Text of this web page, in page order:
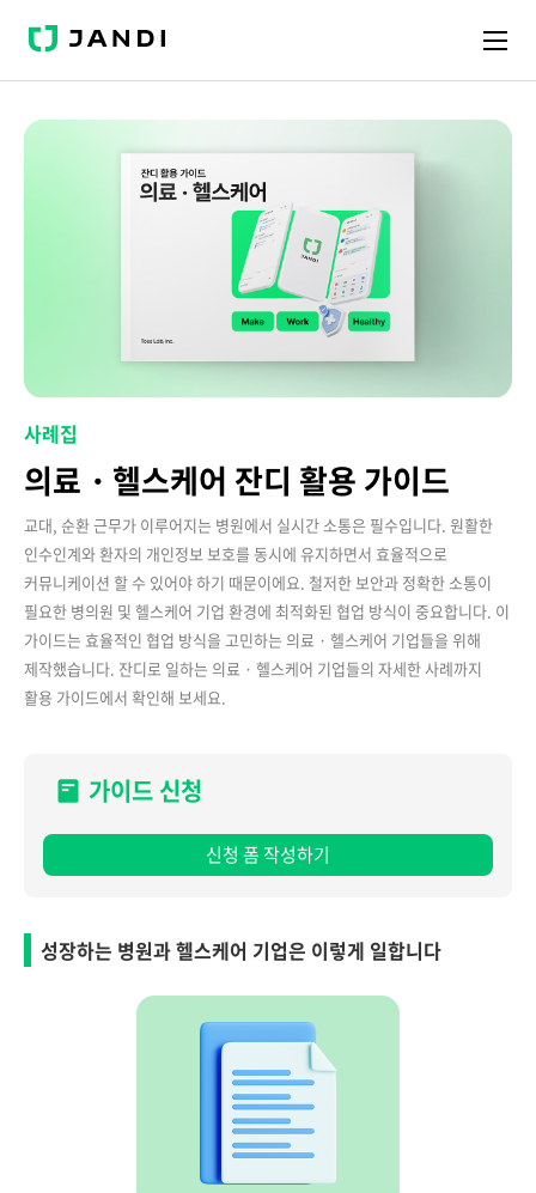
J
N
I
사례집
의료・헬스케어 잔디 활용 가이드
교대, 순환 근무가 이루어지는 병원에서 실시간 소통은 필수입니다. 원활한
인수인계와 환자의 개인정보 보호를 동시에 유지하면서 효율적으로
커뮤니케이션 할 수 있어야 하기 때문이에요. 철저한 보안과 정확한 소통이
필요한 병의원 및 헬스케어 기업 환경에 최적화된 협업 방식이 중요합니다. 이
가이드는 효율적인 협업 방식을 고민하는 의료 · 헬스케어 기업들을 위해
제작했습니다. 잔디로 일하는 의료 · 헬스케어 기업들의 자세한 사례까지
활용 가이드에서 확인해 보세요.
가이드 신청
신청 폼 작성하기
성장하는 병원과 헬스케어 기업은 이렇게 일합니다